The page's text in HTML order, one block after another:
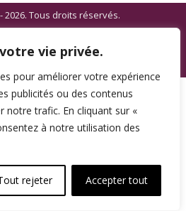
vie privée.
pour améliorer votre expérience
publicités ou des contenus
notre trafic. En cliquant sur «
à notre utilisation des
rejeter Accepter tout
2026. Tous droits réservés.